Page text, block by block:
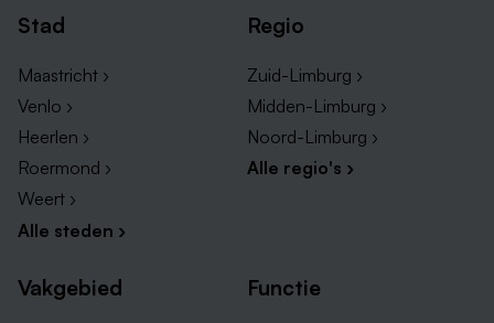
Stad
Maastricht ›
Venlo ›
Heerlen ›
Roermond ›
Weert ›
Alle steden ›
Regio
Zuid-Limburg ›
Midden-Limburg ›
Noord-Limburg ›
Alle regio's ›
Vakgebied Functie